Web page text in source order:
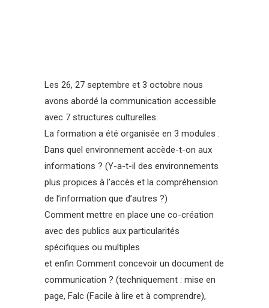
Les 26, 27 septembre et 3 octobre nous
avons abordé la communication accessible
avec 7 structures culturelles.
La formation a été organisée en 3 modules :
Dans quel environnement accède-t-on aux
informations ? (Y-a-t-il des environnements
plus propices à l’accès et la compréhension
de l’information que d’autres ?)
Comment mettre en place une co-création
avec des publics aux particularités
spécifiques ou multiples
et enfin Comment concevoir un document de
communication ? (techniquement : mise en
page, Falc (Facile à lire et à comprendre),